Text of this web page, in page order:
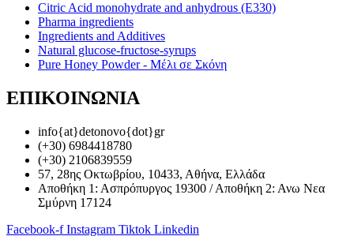
Citric Acid monohydrate and anhydrous (E330)
Pharma ingredients
Ingredients and Additives
Natural glucose-fructose-syrups
Pure Honey Powder - Μέλι σε Σκόνη
ΕΠΙΚΟΙΝΩΝΙΑ
info{at}detonovo{dot}gr
(+30) 6984418780
(+30) 2106839559
57, 28ης Οκτωβρίου, 10433, Αθήνα, Ελλάδα
Αποθήκη 1: Ασπρόπυργος 19300 / Αποθήκη 2: Ανω Νεα
Σμύρνη 17124
Facebook-f Instagram Tiktok Linkedin